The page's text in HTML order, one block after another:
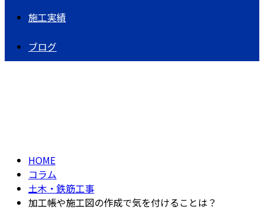
施工実績
ブログ
HOME
コラム
土木・鉄筋工事
加工帳や施工図の作成で気を付けることは？